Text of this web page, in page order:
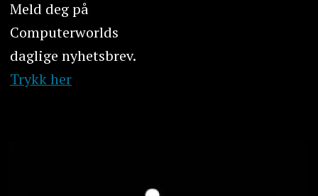
Meld deg på
Computerworlds
daglige nyhetsbrev.
Trykk her